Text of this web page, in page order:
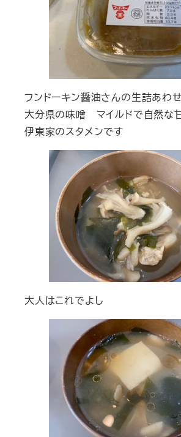
フンドーキン醤油さんの生詰あわ
大分県の味噌 マイルドで自然な
伊東家のスタメンです
大人はこれでよし